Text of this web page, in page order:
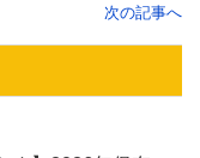
次の記事へ